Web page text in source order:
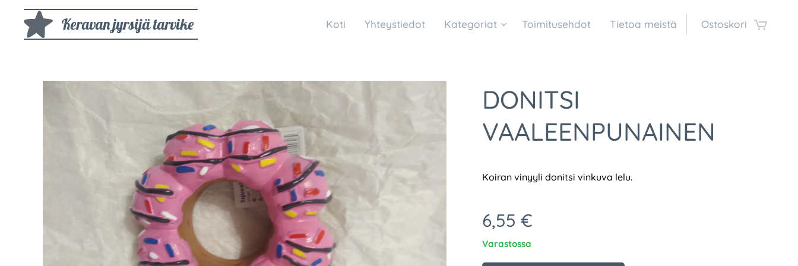
Keravan jyrsijä tarvike Koti Yhteystiedot Kategoriat Toimitusehdot Tietoa meistä Ostoskori
DONITSI
VAALEENPUNAINEN
Koiran vinyyli donitsi vinkuva lelu.
6,55 €
Varastossa